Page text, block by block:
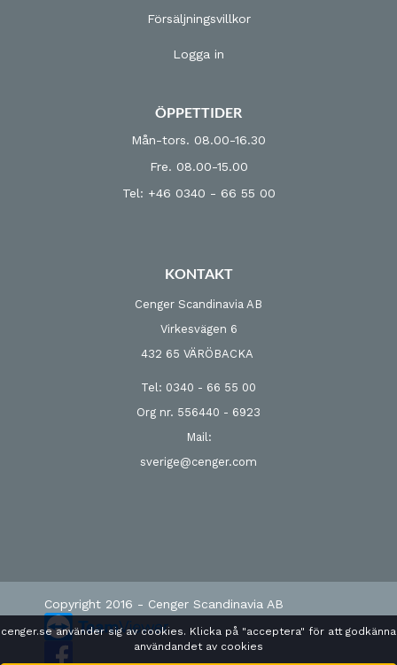
Försäljningsvillkor
Logga in
ÖPPETTIDER
Mån-tors. 08.00-16.30
Fre. 08.00-15.00
Tel: +46 0340 - 66 55 00
KONTAKT
Cenger Scandinavia AB
Virkesvägen 6
432 65 VÄRÖBACKA
Tel: 0340 - 66 55 00
Org nr. 556440 - 6923
Mail:
sverige@cenger.com
Copyright 2016 - Cenger Scandinavia AB
cenger.se använder sig av cookies. Klicka på "acceptera" för att godkänna
användandet av cookies